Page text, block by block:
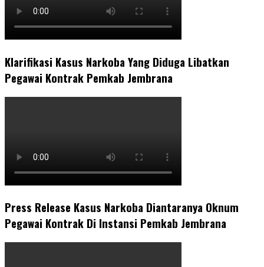
Klarifikasi Kasus Narkoba Yang Diduga Libatkan
Pegawai Kontrak Pemkab Jembrana
Press Release Kasus Narkoba Diantaranya Oknum
Pegawai Kontrak Di Instansi Pemkab Jembrana